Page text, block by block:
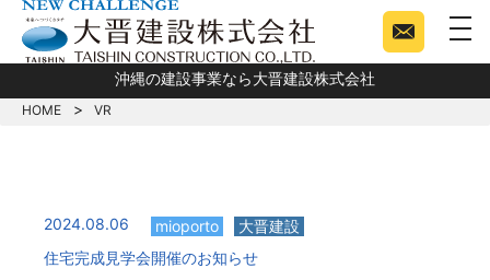
沖縄の建設事業なら大晋建設株式会社
HOME VR
2024.08.06 mioporto
大晋建設
住宅完成見学会開催のお知らせ